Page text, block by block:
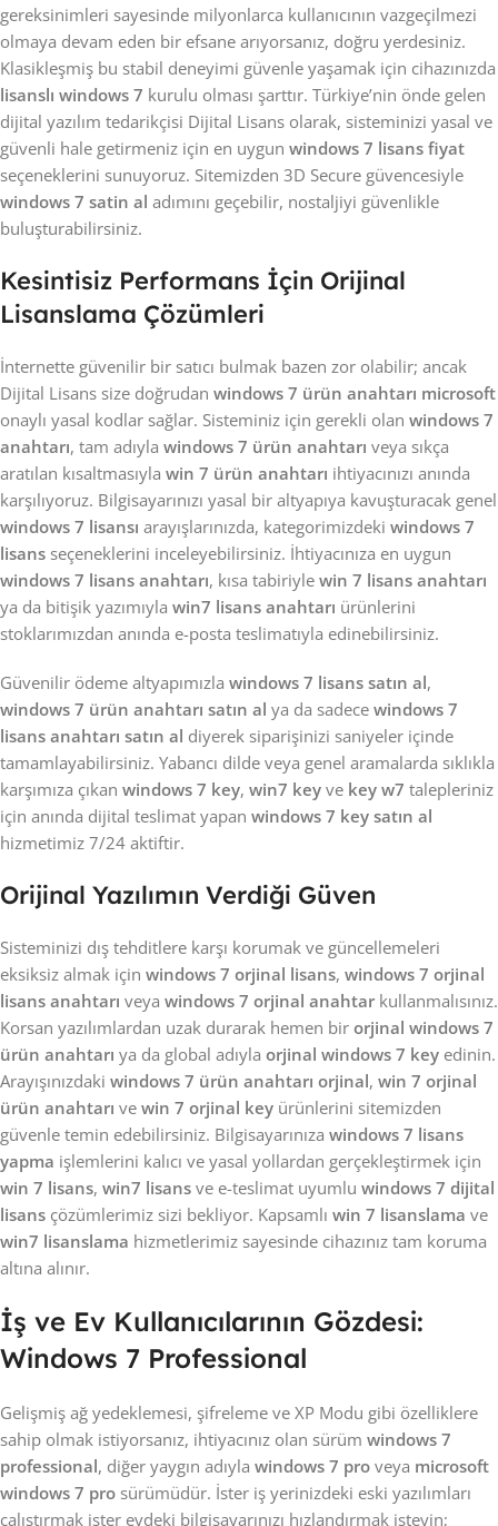
gereksinimleri sayesinde milyonlarca kullanıcının vazgeçilmezi
olmaya devam eden bir efsane arıyorsanız, doğru yerdesiniz.
Klasikleşmiş bu stabil deneyimi güvenle yaşamak için cihazınızda
lisanslı windows 7 kurulu olması şarttır. Türkiye’nin önde gelen
dijital yazılım tedarikçisi Dijital Lisans olarak, sisteminizi yasal ve
güvenli hale getirmeniz için en uygun windows 7 lisans fiyat
seçeneklerini sunuyoruz. Sitemizden 3D Secure güvencesiyle
windows 7 satin al adımını geçebilir, nostaljiyi güvenlikle
buluşturabilirsiniz.
Kesintisiz Performans İçin Orijinal
Lisanslama Çözümleri
İnternette güvenilir bir satıcı bulmak bazen zor olabilir; ancak
Dijital Lisans size doğrudan windows 7 ürün anahtarı microsoft
onaylı yasal kodlar sağlar. Sisteminiz için gerekli olan windows 7
anahtarı, tam adıyla windows 7 ürün anahtarı veya sıkça
aratılan kısaltmasıyla win 7 ürün anahtarı ihtiyacınızı anında
karşılıyoruz. Bilgisayarınızı yasal bir altyapıya kavuşturacak genel
windows 7 lisansı arayışlarınızda, kategorimizdeki windows 7
lisans seçeneklerini inceleyebilirsiniz. İhtiyacınıza en uygun
windows 7 lisans anahtarı, kısa tabiriyle win 7 lisans anahtarı
ya da bitişik yazımıyla win7 lisans anahtarı ürünlerini
stoklarımızdan anında e-posta teslimatıyla edinebilirsiniz.
Güvenilir ödeme altyapımızla windows 7 lisans satın al,
windows 7 ürün anahtarı satın al ya da sadece windows 7
lisans anahtarı satın al diyerek siparişinizi saniyeler içinde
tamamlayabilirsiniz. Yabancı dilde veya genel aramalarda sıklıkla
karşımıza çıkan windows 7 key, win7 key ve key w7 talepleriniz
için anında dijital teslimat yapan windows 7 key satın al
hizmetimiz 7/24 aktiftir.
Orijinal Yazılımın Verdiği Güven
Sisteminizi dış tehditlere karşı korumak ve güncellemeleri
eksiksiz almak için windows 7 orjinal lisans, windows 7 orjinal
lisans anahtarı veya windows 7 orjinal anahtar kullanmalısınız.
Korsan yazılımlardan uzak durarak hemen bir orjinal windows 7
ürün anahtarı ya da global adıyla orjinal windows 7 key edinin.
Arayışınızdaki windows 7 ürün anahtarı orjinal, win 7 orjinal
ürün anahtarı ve win 7 orjinal key ürünlerini sitemizden
güvenle temin edebilirsiniz. Bilgisayarınıza windows 7 lisans
yapma işlemlerini kalıcı ve yasal yollardan gerçekleştirmek için
win 7 lisans, win7 lisans ve e-teslimat uyumlu windows 7 dijital
lisans çözümlerimiz sizi bekliyor. Kapsamlı win 7 lisanslama ve
win7 lisanslama hizmetlerimiz sayesinde cihazınız tam koruma
altına alınır.
İş ve Ev Kullanıcılarının Gözdesi:
Windows 7 Professional
Gelişmiş ağ yedeklemesi, şifreleme ve XP Modu gibi özelliklere
sahip olmak istiyorsanız, ihtiyacınız olan sürüm windows 7
professional, diğer yaygın adıyla windows 7 pro veya microsoft
windows 7 pro sürümüdür. İster iş yerinizdeki eski yazılımları
çalıştırmak ister evdeki bilgisayarınızı hızlandırmak isteyin;